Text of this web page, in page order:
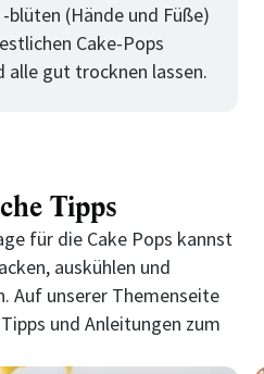
(Hände und Füße)
Cake-Pops
alle gut trocknen lassen.
Tipps
für die Cake Pops kannst
auskühlen und
Auf unserer Themenseite
und Anleitungen zum